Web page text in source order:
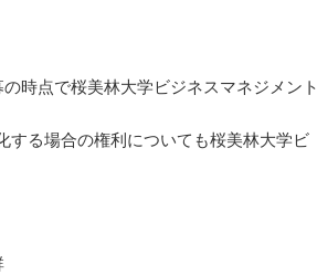
時点で桜美林大学ビジネスマネジメント
する場合の権利についても桜美林大学ビ